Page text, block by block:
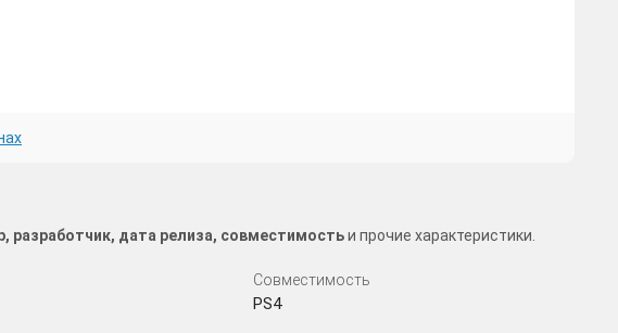
дата релиза, совместимостьи прочие характеристики.
Совместимость
PS4